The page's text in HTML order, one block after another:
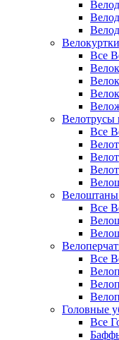
Все
Велотрусы
Все
Велоштаны
Все
Все
Головные
Все